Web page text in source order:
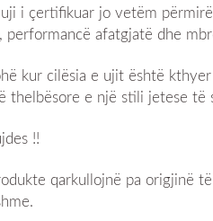
i çertifikuar jo vetëm
performancë afatgjatë dhe
kur cilësia e ujit është
thelbësore e një stili jetese të
!!
qarkullojnë pa origjinë